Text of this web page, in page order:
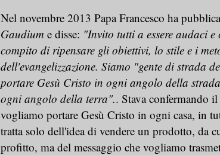
Nel novembre 2013 Papa Francesco ha
Gaudium e disse: "Invito tutti a essere audaci e
compito di ripensare gli obiettivi, lo stile e i
dell'evangelizzazione. Siamo "gente di strada
portare Gesù Cristo in ogni angolo della
ogni angolo della terra".. Stava confermando
vogliamo portare Gesù Cristo in ogni casa, in
tratta solo dell'idea di vendere un prodotto, da
profitto, ma del messaggio che vogliamo